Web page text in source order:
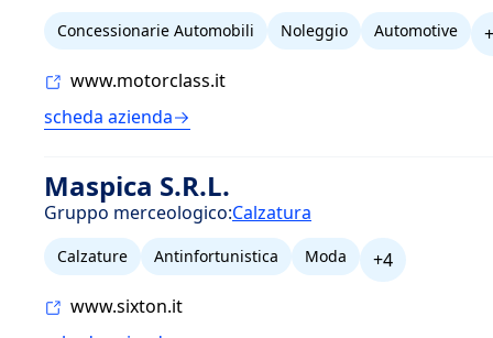
Concessionarie Automobili Noleggio Automotive
www.motorclass.it
scheda azienda
Maspica S.R.L.
Gruppo merceologico:Calzatura
Calzature Antinfortunistica Moda
+4
www.sixton.it